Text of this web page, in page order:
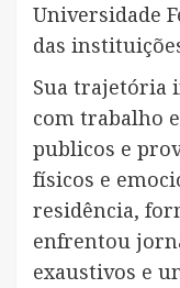
Universidade
das
Sua trajetória
com trabalho
publicos e
físicos e
residência,
enfrentou
exaustivos e